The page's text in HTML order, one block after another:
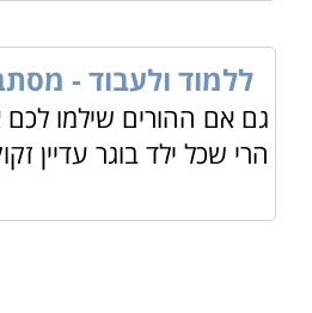
ללמוד ולעבוד -
גם אם ההורים שילמו
הרי שכל ילד בוגר עדיין